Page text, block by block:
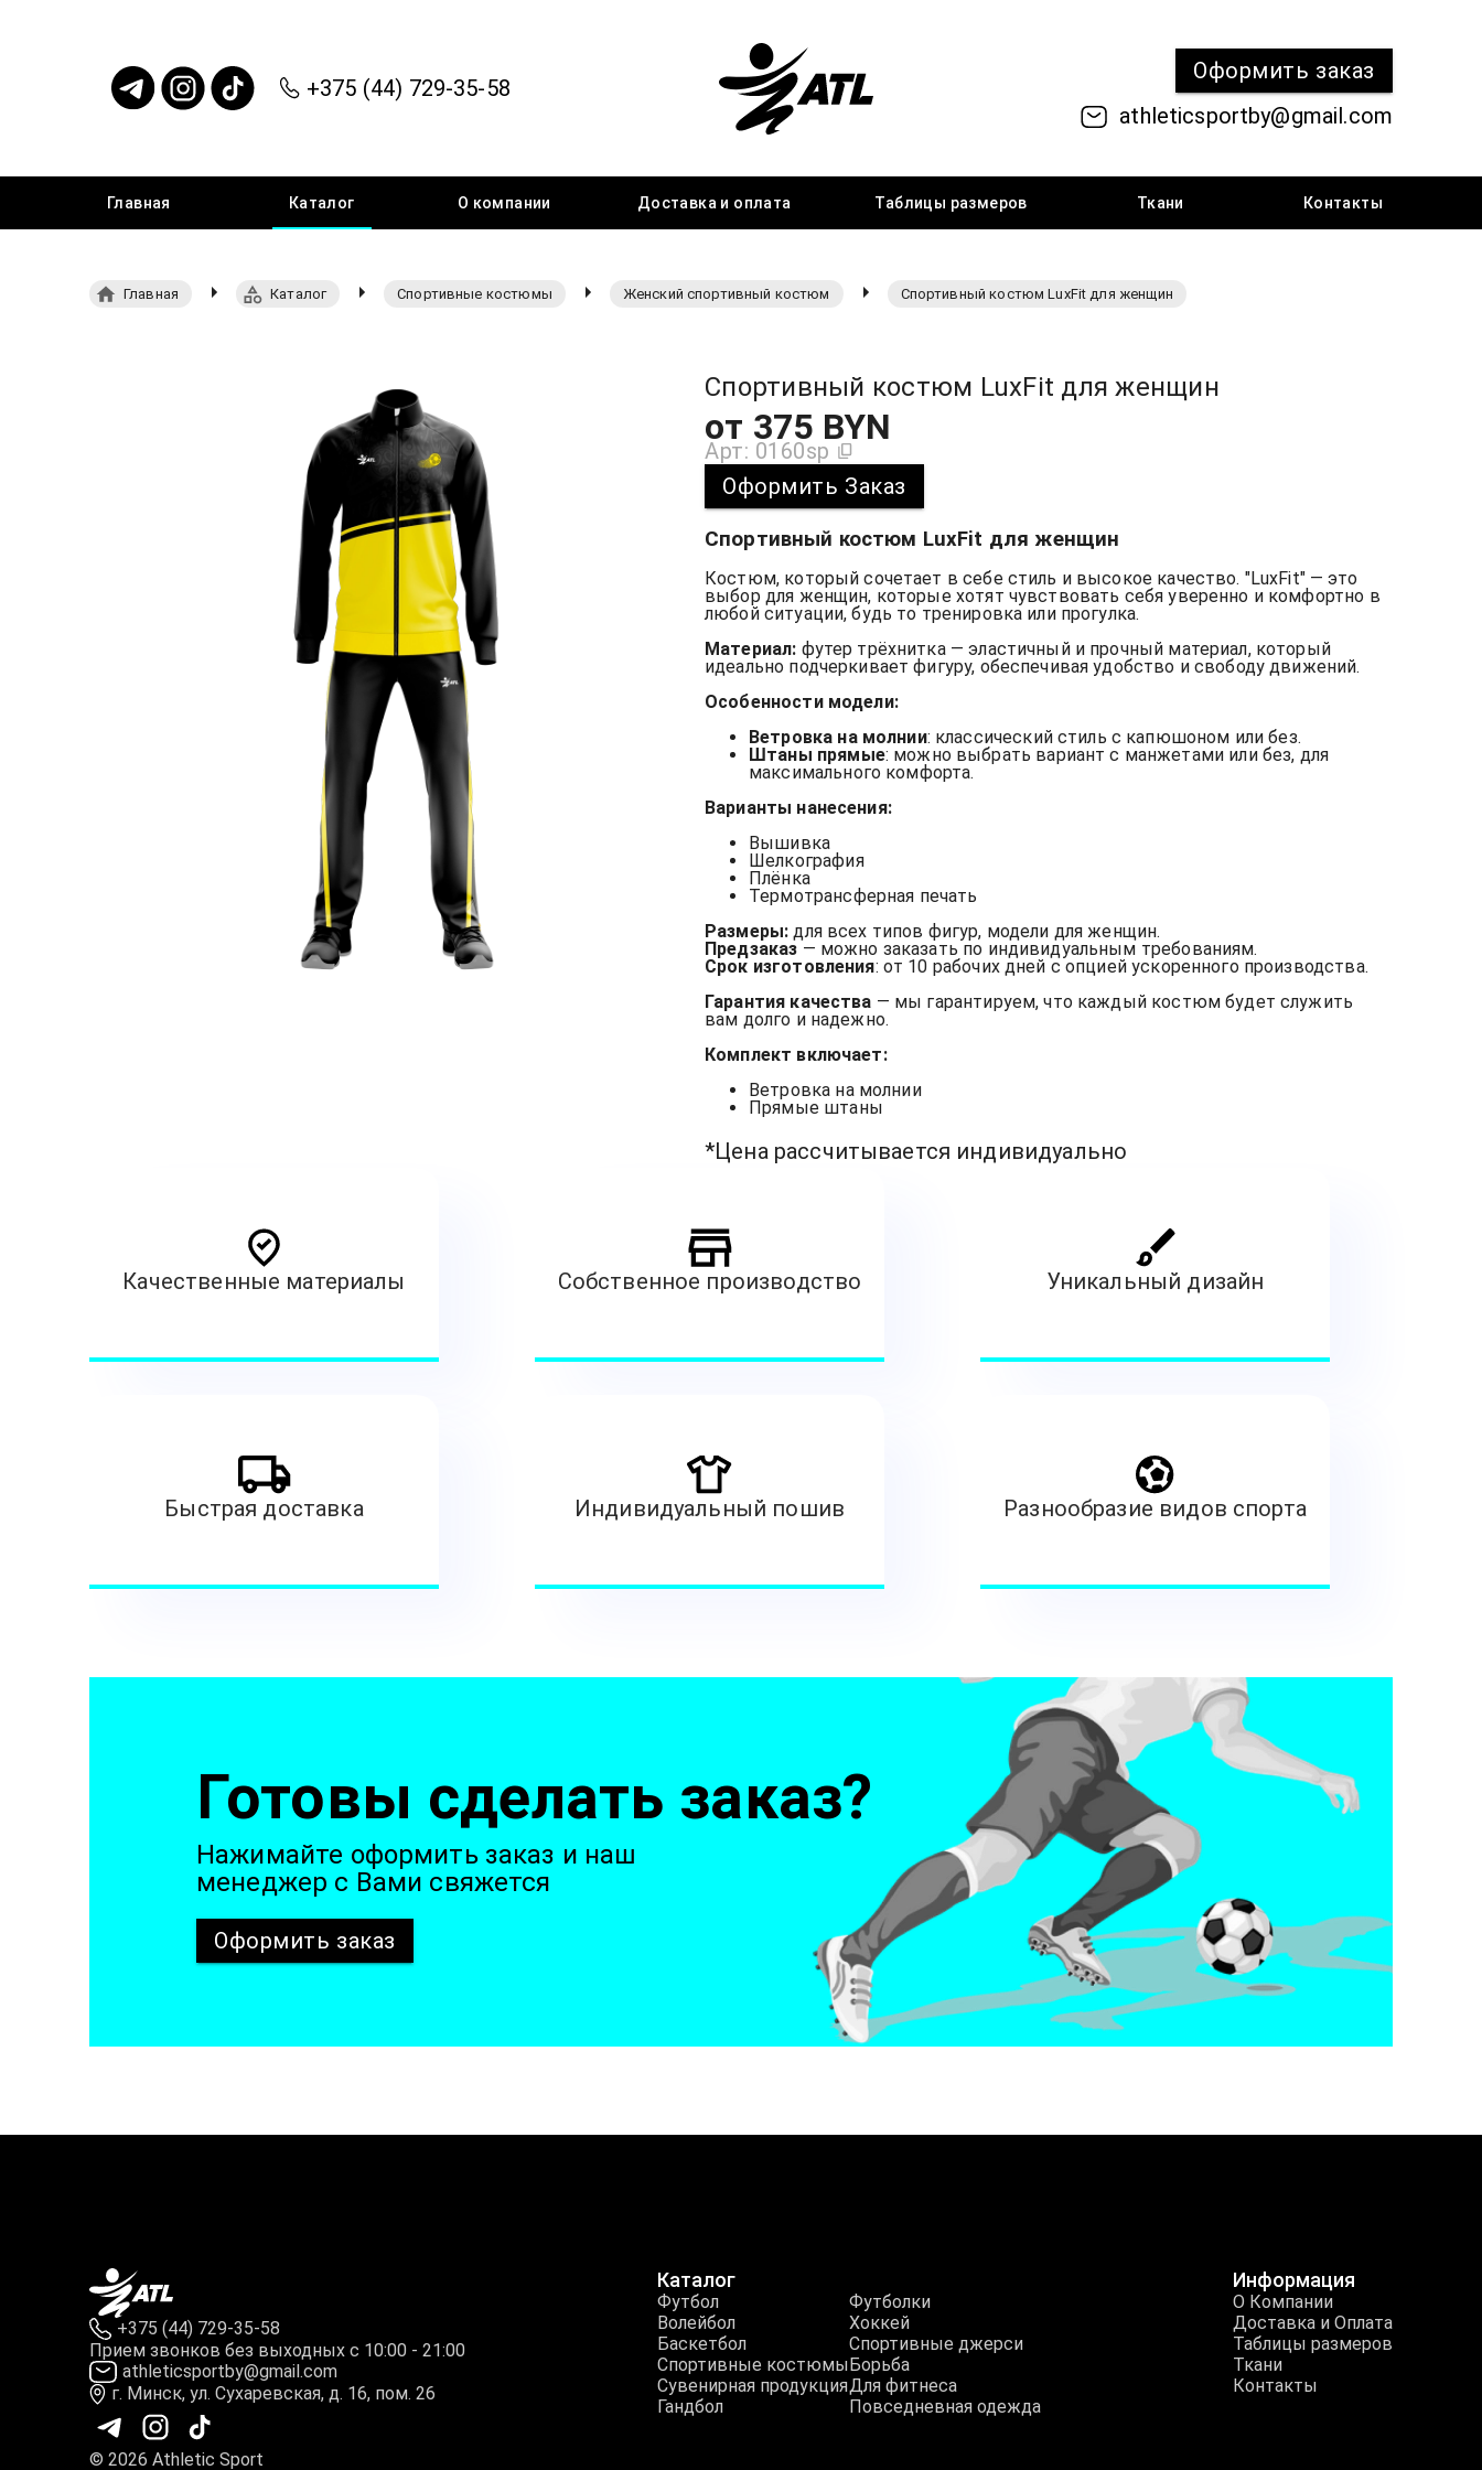
+375 (44) 729-35-58
Оформить заказ
athleticsportby@gmail.com
Главная Каталог О компании Доставка и оплата Таблицы размеров Ткани Контакты
Главная Каталог Спортивные костюмы Женский спортивный костюм Спортивный костюм LuxFit для женщин
Спортивный костюм LuxFit для женщин
от 375 BYN
Арт: 0160sp
Оформить Заказ
Спортивный костюм LuxFit для женщин
Костюм, который сочетает в себе стиль и высокое качество. "LuxFit" — это
выбор для женщин, которые хотят чувствовать себя уверенно и комфортно в
любой ситуации, будь то тренировка или прогулка.
Материал: футер трёхнитка — эластичный и прочный материал, который
идеально подчеркивает фигуру, обеспечивая удобство и свободу движений.
Особенности модели:
Ветровка на молнии: классический стиль с капюшоном или без.
Штаны прямые: можно выбрать вариант с манжетами или без, для
максимального комфорта.
Варианты нанесения:
Вышивка
Шелкография
Плёнка
Термотрансферная печать
Размеры: для всех типов фигур, модели для женщин.
Предзаказ — можно заказать по индивидуальным требованиям.
Срок изготовления: от 10 рабочих дней с опцией ускоренного производства.
Гарантия качества — мы гарантируем, что каждый костюм будет служить
вам долго и надежно.
Комплект включает:
Ветровка на молнии
Прямые штаны
*Цена рассчитывается индивидуально
Качественные материалы Собственное производство Уникальный дизайн
Быстрая доставка Индивидуальный пошив Разнообразие видов спорта
Готовы сделать заказ?
Нажимайте оформить заказ и наш
менеджер с Вами свяжется
Оформить заказ
+375 (44) 729-35-58
Прием звонков без выходных с 10:00 - 21:00
athleticsportby@gmail.com
г. Минск, ул. Сухаревская, д. 16, пом. 26
© 2026 Athletic Sport
Каталог
Футбол
Волейбол
Баскетбол
Спортивные костюмы
Сувенирная продукция
Гандбол
Футболки
Хоккей
Спортивные джерси
Борьба
Для фитнеса
Повседневная одежда
Информация
О Компании
Доставка и Оплата
Таблицы размеров
Ткани
Контакты